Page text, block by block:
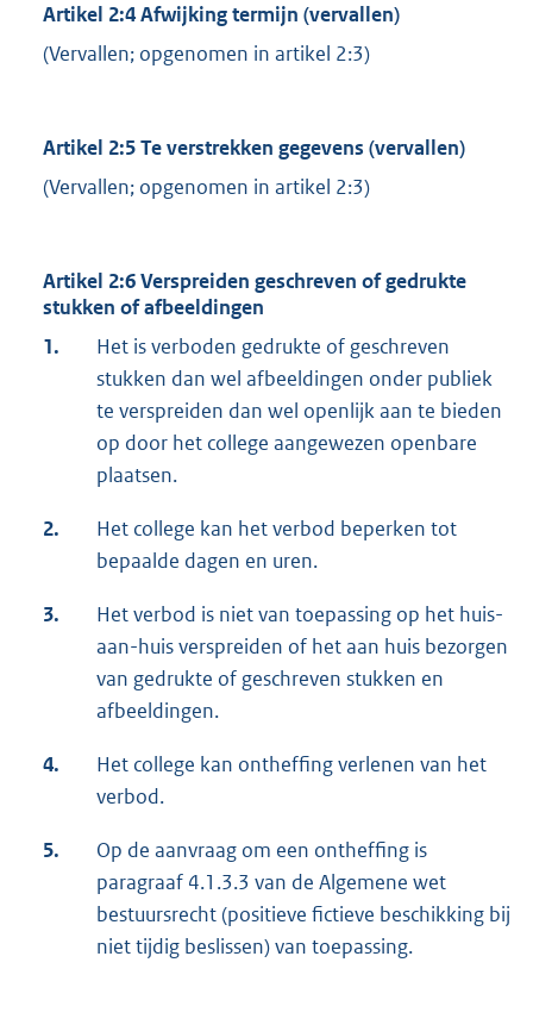
Artikel 2:4 Afwijking termijn (vervallen)
(Vervallen; opgenomen in artikel 2:3)
Artikel 2:5 Te verstrekken gegevens (vervallen)
(Vervallen; opgenomen in artikel 2:3)
Artikel 2:6 Verspreiden geschreven of gedrukte
stukken of afbeeldingen
1.
Het is verboden gedrukte of geschreven
stukken dan wel afbeeldingen onder publiek
te verspreiden dan wel openlijk aan te bieden
op door het college aangewezen openbare
plaatsen.
2.
Het college kan het verbod beperken tot
bepaalde dagen en uren.
3.
Het verbod is niet van toepassing op het huis-
aan-huis verspreiden of het aan huis bezorgen
van gedrukte of geschreven stukken en
afbeeldingen.
4.
Het college kan ontheffing verlenen van het
verbod.
5.
Op de aanvraag om een ontheffing is
paragraaf 4.1.3.3 van de Algemene wet
bestuursrecht (positieve fictieve beschikking bij
niet tijdig beslissen) van toepassing.